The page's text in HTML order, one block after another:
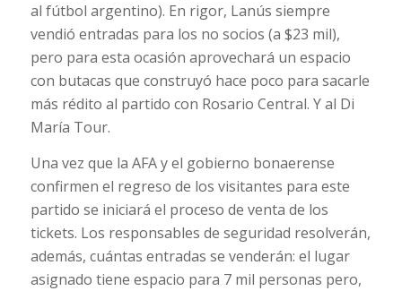
al fútbol argentino). En rigor, Lanús siempre
vendió entradas para los no socios (a $23 mil),
pero para esta ocasión aprovechará un espacio
con butacas que construyó hace poco para sacarle
más rédito al partido con Rosario Central. Y al Di
María Tour.
Una vez que la AFA y el gobierno bonaerense
confirmen el regreso de los visitantes para este
partido se iniciará el proceso de venta de los
tickets. Los responsables de seguridad resolverán,
además, cuántas entradas se venderán: el lugar
asignado tiene espacio para 7 mil personas pero,